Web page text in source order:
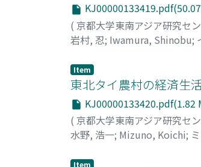
( 京都大学東南アジア研究セ
岩村, 忍; Iwamura, Shinobu;
Item
東北タイ農村の経済生
KJ00000133420.pdf(1.82
( 京都大学東南アジア研究セ
水野, 浩一; Mizuno, Koichi;
Item